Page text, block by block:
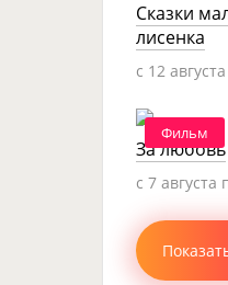
Сказки
лисенка
c 12
Фильм
За любовь
c 7 августа